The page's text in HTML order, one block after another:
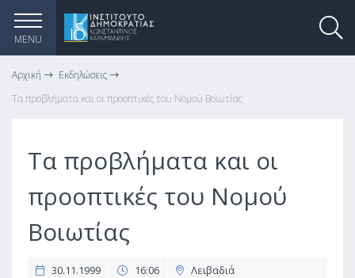
MENU
Αρχική
Εκδηλώσεις
Τα προβλήματα και οι προοπτικές του Νομού Βοιωτίας
Τα προβλήματα και οι
προοπτικές του Νομού
Βοιωτίας
30.11.1999 16:06 Λειβαδιά